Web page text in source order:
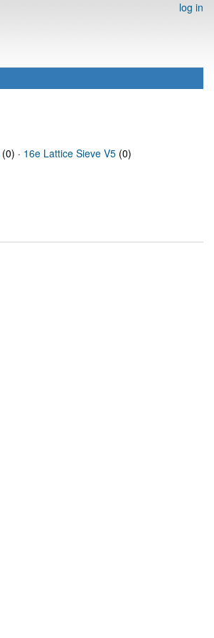
log in
(0) · 16e Lattice Sieve V5 (0)